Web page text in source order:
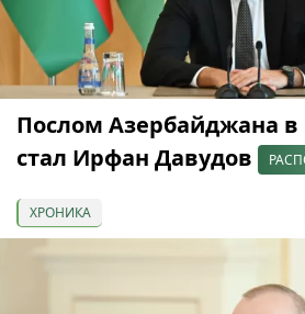
Послом Азербайджана в
стал Ирфан Давудов
ХРОНИКА